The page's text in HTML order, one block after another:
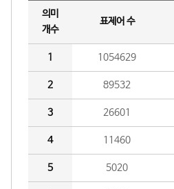
의미
개수
표제어 수
1 1054629
2 89532
3 26601
4 11460
5 5020